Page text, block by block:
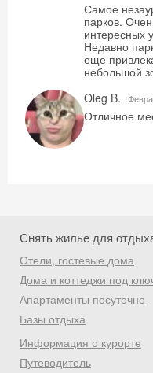
Самое
парков.
интересных
Недавно
еще
небольшой
Oleg B.
Отличное
Снять жилье для
Отели, гостевые дома
Дома и коттеджи под
Апартаменты посуточно
Базы отдыха
Информация о курорте
Путеводитель